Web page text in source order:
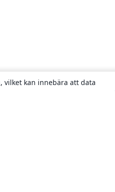
vilket kan innebära att data